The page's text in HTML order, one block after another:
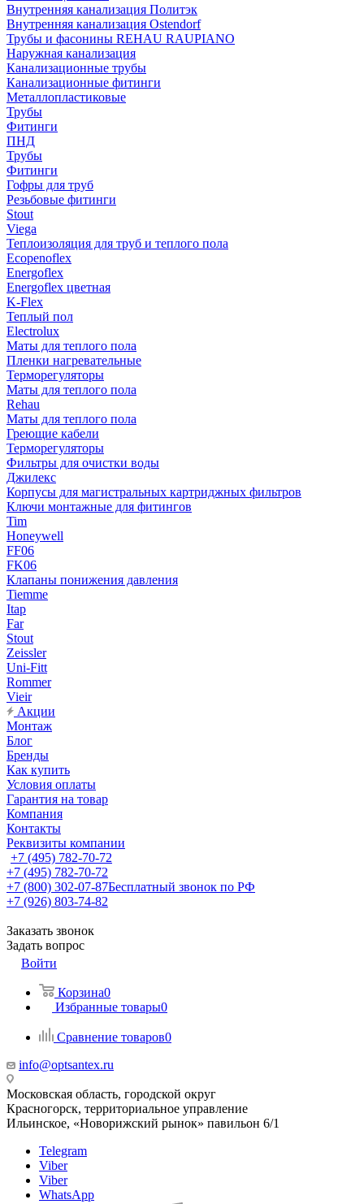
Внутренняя канализация Политэк
Внутренняя канализация Ostendorf
Трубы и фасонины REHAU RAUPIANO
Наружная канализация
Канализационные трубы
Канализационные фитинги
Металлопластиковые
Трубы
Фитинги
ПНД
Трубы
Фитинги
Гофры для труб
Резьбовые фитинги
Stout
Viega
Теплоизоляция для труб и теплого пола
Ecopenoflex
Energoflex
Energoflex цветная
K-Flex
Теплый пол
Electrolux
Маты для теплого пола
Пленки нагревательные
Терморегуляторы
Маты для теплого пола
Rehau
Маты для теплого пола
Греющие кабели
Терморегуляторы
Фильтры для очистки воды
Джилекс
Корпусы для магистральных картриджных фильтров
Ключи монтажные для фитингов
Tim
Honeywell
FF06
FK06
Клапаны понижения давления
Tiemme
Itap
Far
Stout
Zeissler
Uni-Fitt
Rommer
Vieir
Акции
Монтаж
Блог
Бренды
Как купить
Условия оплаты
Гарантия на товар
Компания
Контакты
Реквизиты компании
+7 (495) 782-70-72
+7 (495) 782-70-72
+7 (800) 302-07-87Бесплатный звонок по РФ
+7 (926) 803-74-82
Заказать звонок
Задать вопрос
Войти
Корзина0
Избранные товары0
Сравнение товаров0
info@optsantex.ru
Московская область, городской округ
Красногорск, территориальное управление
Ильинское, «Новорижский рынок» павильон 6/1
Telegram
Viber
Viber
WhatsApp